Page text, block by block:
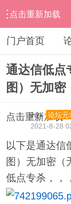
点击重新加载
› 通达信指标公式
门户首页
通达信低点
图）无加密
点击重新加载
ihzx
论坛元
2021-8-28
以下是通达信
图）无加密（
低点专杀，，